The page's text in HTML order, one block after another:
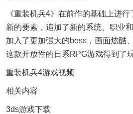
《重装机兵4》在前作的基础上进
新的要素，追加了新的系统、职业
加入了更加强大的boss，画面炫酷
这款开放性的日系RPG游戏得到了
重装机兵4游戏视频
相关内容
3ds游戏下载